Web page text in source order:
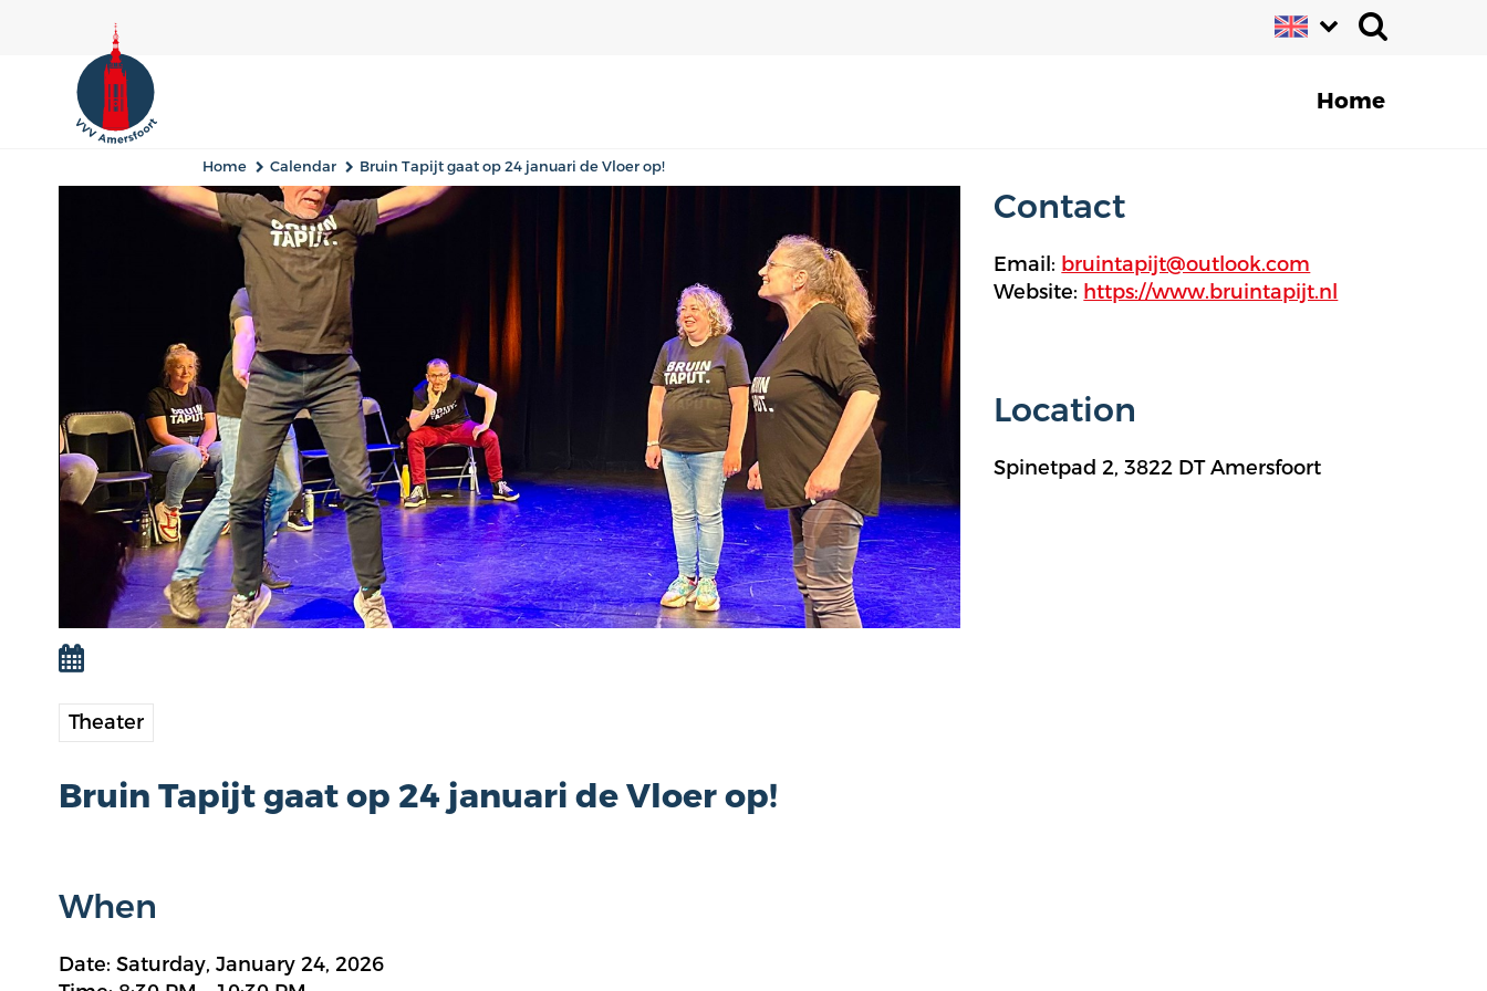
Home
Home Calendar Bruin Tapijt gaat op 24 januari de Vloer op!
Theater
Bruin Tapijt gaat op 24 januari de Vloer op!
When
Date: Saturday, January 24, 2026
Contact
Email: bruintapijt@outlook.com
Website: https://www.bruintapijt.nl
Location
Spinetpad 2, 3822 DT Amersfoort